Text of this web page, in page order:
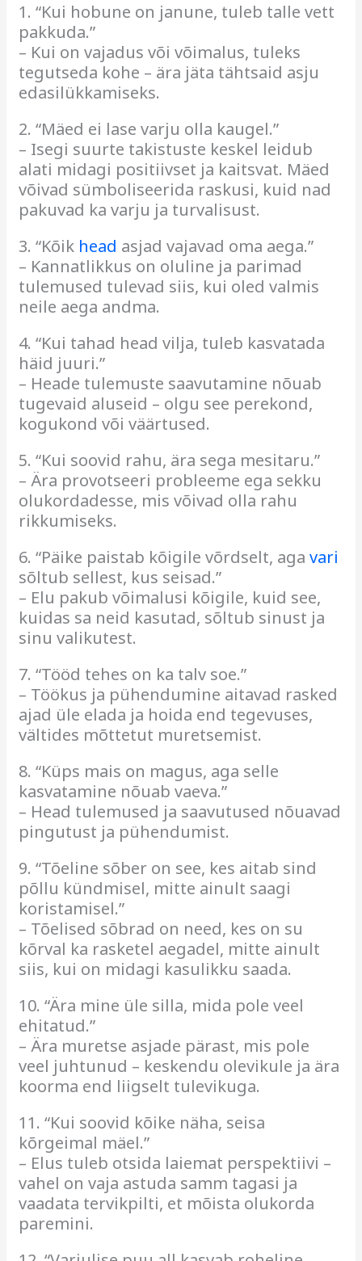
1. “Kui hobune on janune, tuleb talle vett
pakkuda.”
– Kui on vajadus või võimalus, tuleks
tegutseda kohe – ära jäta tähtsaid asju
edasilükkamiseks.
2. “Mäed ei lase varju olla kaugel.”
– Isegi suurte takistuste keskel leidub
alati midagi positiivset ja kaitsvat. Mäed
võivad sümboliseerida raskusi, kuid nad
pakuvad ka varju ja turvalisust.
3. “Kõik head asjad vajavad oma aega.”
– Kannatlikkus on oluline ja parimad
tulemused tulevad siis, kui oled valmis
neile aega andma.
4. “Kui tahad head vilja, tuleb kasvatada
häid juuri.”
– Heade tulemuste saavutamine nõuab
tugevaid aluseid – olgu see perekond,
kogukond või väärtused.
5. “Kui soovid rahu, ära sega mesitaru.”
– Ära provotseeri probleeme ega sekku
olukordadesse, mis võivad olla rahu
rikkumiseks.
6. “Päike paistab kõigile võrdselt, agavari
sõltub sellest, kus seisad.”
– Elu pakub võimalusi kõigile, kuid see,
kuidas sa neid kasutad, sõltub sinust ja
sinu valikutest.
7. “Tööd tehes on ka talv soe.”
– Töökus ja pühendumine aitavad rasked
ajad üle elada ja hoida end tegevuses,
vältides mõttetut muretsemist.
8. “Küps mais on magus, aga selle
kasvatamine nõuab vaeva.”
– Head tulemused ja saavutused nõuavad
pingutust ja pühendumist.
9. “Tõeline sõber on see, kes aitab sind
põllu kündmisel, mitte ainult saagi
koristamisel.”
– Tõelised sõbrad on need, kes on su
kõrval ka rasketel aegadel, mitte ainult
siis, kui on midagi kasulikku saada.
10. “Ära mine üle silla, mida pole veel
ehitatud.”
– Ära muretse asjade pärast, mis pole
veel juhtunud – keskendu olevikule ja ära
koorma end liigselt tulevikuga.
11. “Kui soovid kõike näha, seisa
kõrgeimal mäel.”
– Elus tuleb otsida laiemat perspektiivi –
vahel on vaja astuda samm tagasi ja
vaadata tervikpilti, et mõista olukorda
paremini.